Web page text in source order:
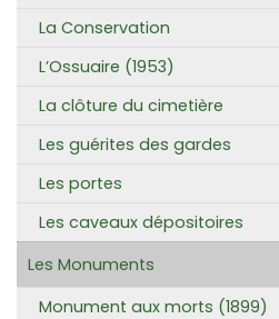
La Conservation
L’Ossuaire (1953)
La clôture du cimetière
Les guérites des gardes
Les portes
Les caveaux dépositoires
Les Monuments
Monument aux morts (1899)